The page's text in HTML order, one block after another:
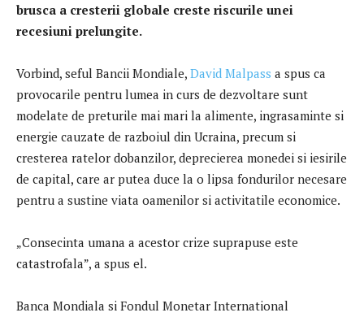
brusca a cresterii globale creste riscurile unei
recesiuni prelungite.
Vorbind, seful Bancii Mondiale, David Malpass a spus ca
provocarile pentru lumea in curs de dezvoltare sunt
modelate de preturile mai mari la alimente, ingrasaminte si
energie cauzate de razboiul din Ucraina, precum si
cresterea ratelor dobanzilor, deprecierea monedei si iesirile
de capital, care ar putea duce la o lipsa fondurilor necesare
pentru a sustine viata oamenilor si activitatile economice.
„Consecinta umana a acestor crize suprapuse este
catastrofala”, a spus el.
Banca Mondiala si Fondul Monetar International